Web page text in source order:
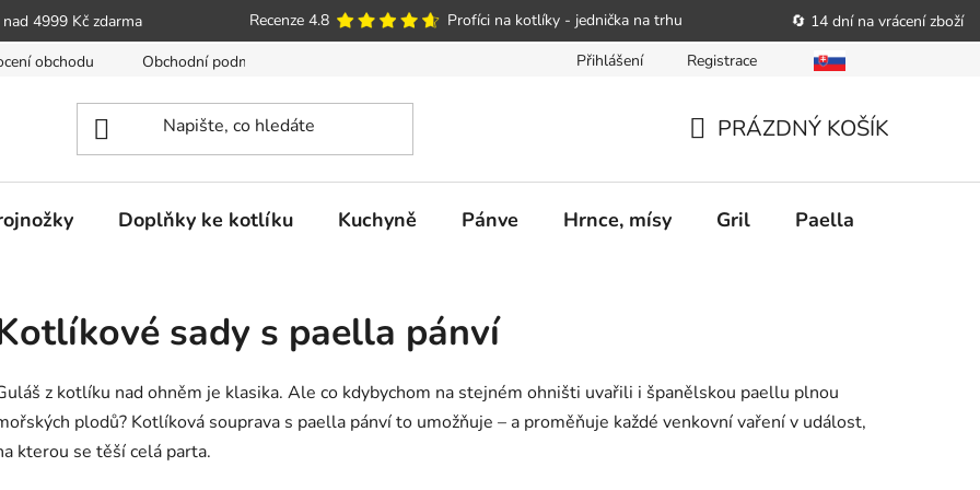
4999 Kč zdarma Recenze 4.8 Profíci na kotlíky - jednička na trhu
🔄 14 dní na vrácení zboží
obchodu
Obchodní podmínky Poučení o právu spotřebitele podat obchodníkovi žádost o nápravu Reklamační řád
Přihlášení Registrace
KOŠÍK
PRÁZDNÝ KOŠÍK
Doplňky ke kotlíku Kuchyně Pánve Hrnce, mísy Gril Paella
sady s paella pánví
z kotlíku nad ohněm je klasika. Ale co kdybychom na stejném ohništi uvařili i španělskou paellu plnou
plodů? Kotlíková souprava s paella pánví to umožňuje – a proměňuje každé venkovní vaření v událost,
kterou se těší celá parta.